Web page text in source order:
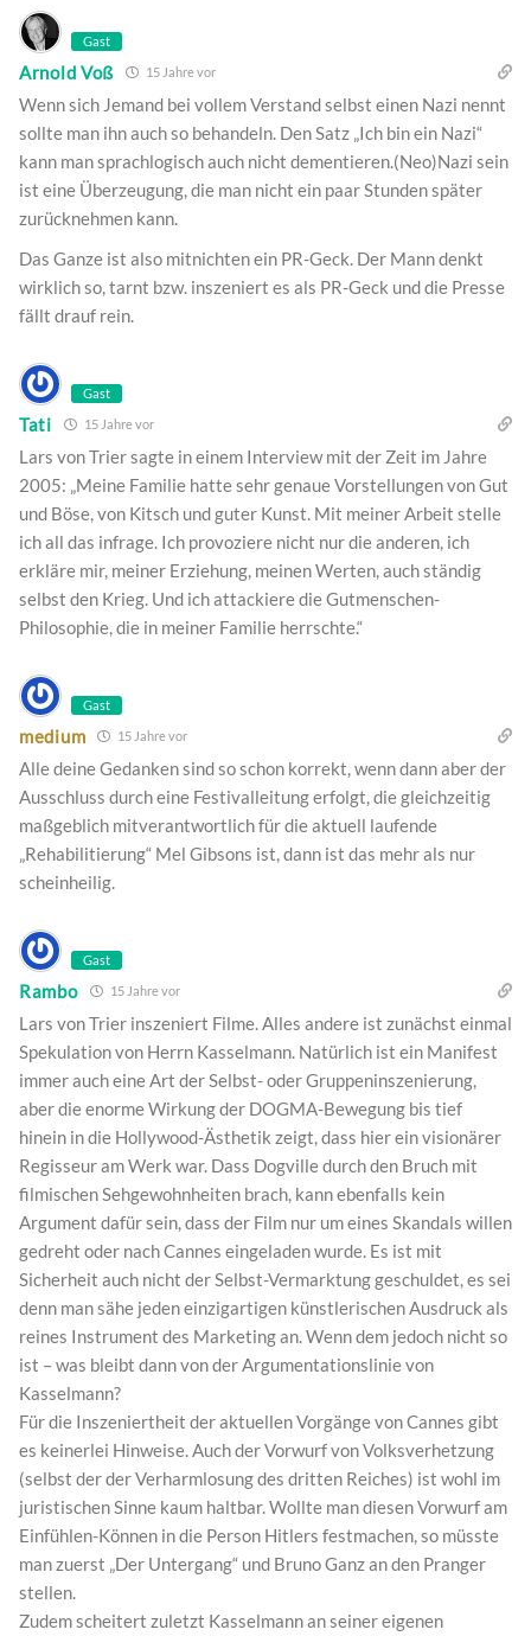
Gast
Arnold Voß 15 Jahre vor
Wenn sich Jemand bei vollem Verstand selbst einen Nazi nennt
sollte man ihn auch so behandeln. Den Satz „Ich bin ein Nazi“
kann man sprachlogisch auch nicht dementieren.(Neo)Nazi sein
ist eine Überzeugung, die man nicht ein paar Stunden später
zurücknehmen kann.
Das Ganze ist also mitnichten ein PR-Geck. Der Mann denkt
wirklich so, tarnt bzw. inszeniert es als PR-Geck und die Presse
fällt drauf rein.
Gast
Tati 15 Jahre vor
Lars von Trier sagte in einem Interview mit der Zeit im Jahre
2005: „Meine Familie hatte sehr genaue Vorstellungen von Gut
und Böse, von Kitsch und guter Kunst. Mit meiner Arbeit stelle
ich all das infrage. Ich provoziere nicht nur die anderen, ich
erkläre mir, meiner Erziehung, meinen Werten, auch ständig
selbst den Krieg. Und ich attackiere die Gutmenschen-
Philosophie, die in meiner Familie herrschte.“
Gast
medium 15 Jahre vor
Alle deine Gedanken sind so schon korrekt, wenn dann aber der
Ausschluss durch eine Festivalleitung erfolgt, die gleichzeitig
maßgeblich mitverantwortlich für die aktuell laufende
„Rehabilitierung“ Mel Gibsons ist, dann ist das mehr als nur
scheinheilig.
Gast
Rambo 15 Jahre vor
Lars von Trier inszeniert Filme. Alles andere ist zunächst einmal
Spekulation von Herrn Kasselmann. Natürlich ist ein Manifest
immer auch eine Art der Selbst- oder Gruppeninszenierung,
aber die enorme Wirkung der DOGMA-Bewegung bis tief
hinein in die Hollywood-Ästhetik zeigt, dass hier ein visionärer
Regisseur am Werk war. Dass Dogville durch den Bruch mit
filmischen Sehgewohnheiten brach, kann ebenfalls kein
Argument dafür sein, dass der Film nur um eines Skandals willen
gedreht oder nach Cannes eingeladen wurde. Es ist mit
Sicherheit auch nicht der Selbst-Vermarktung geschuldet, es sei
denn man sähe jeden einzigartigen künstlerischen Ausdruck als
reines Instrument des Marketing an. Wenn dem jedoch nicht so
ist – was bleibt dann von der Argumentationslinie von
Kasselmann?
Für die Inszeniertheit der aktuellen Vorgänge von Cannes gibt
es keinerlei Hinweise. Auch der Vorwurf von Volksverhetzung
(selbst der der Verharmlosung des dritten Reiches) ist wohl im
juristischen Sinne kaum haltbar. Wollte man diesen Vorwurf am
Einfühlen-Können in die Person Hitlers festmachen, so müsste
man zuerst „Der Untergang“ und Bruno Ganz an den Pranger
stellen.
Zudem scheitert zuletzt Kasselmann an seiner eigenen